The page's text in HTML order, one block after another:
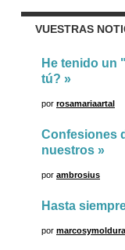
VUESTRAS
He tenido un
tú? »
por rosamariaartal
Confesiones
nuestros »
por ambrosius
Hasta
por